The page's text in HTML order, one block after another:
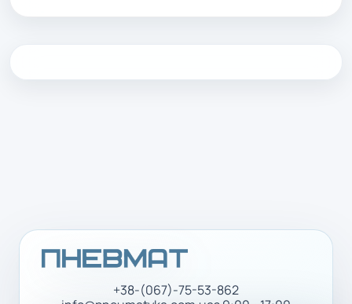
+38-(067)-75-53-862